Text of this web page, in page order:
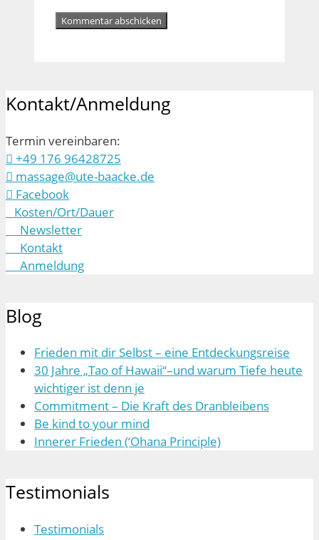
Kontakt/Anmeldung
Termin vereinbaren:
+49 176 96428725
massage@ute-baacke.de
Facebook
Kosten/Ort/Dauer
Newsletter
Kontakt
Anmeldung
Blog
Frieden mit dir Selbst – eine Entdeckungsreise
30 Jahre „Tao of Hawaii“–und warum Tiefe heute
wichtiger ist denn je
Commitment – Die Kraft des Dranbleibens
Be kind to your mind
Innerer Frieden (‘Ohana Principle)
Testimonials
Testimonials